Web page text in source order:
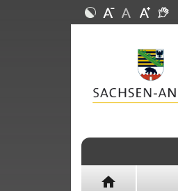
home